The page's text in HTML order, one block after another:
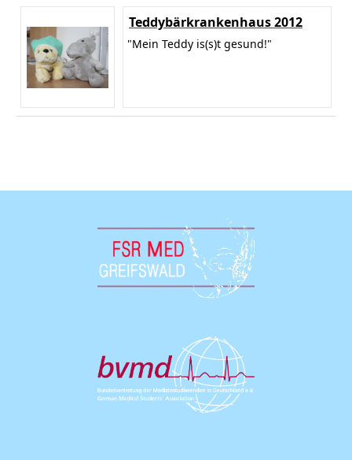
Teddybärkrankenhaus 2012
"Mein Teddy is(s)t gesund!"